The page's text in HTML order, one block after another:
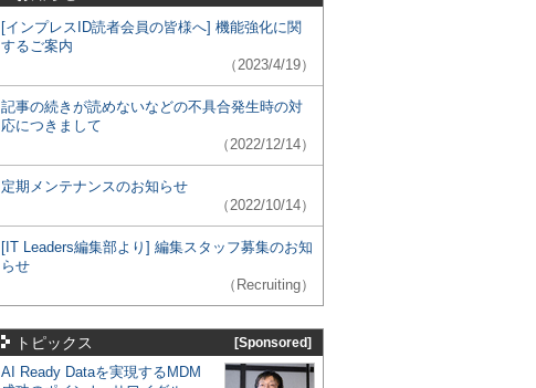
[インプレスID読者会員の皆様へ] 機能強化に関
するご案内
（2023/4/19）
記事の続きが読めないなどの不具合発生時の対
応につきまして
（2022/12/14）
定期メンテナンスのお知らせ
（2022/10/14）
[IT Leaders編集部より] 編集スタッフ募集のお知
らせ
（Recruiting）
トピックス [Sponsored]
AI Ready Dataを実現するMDM